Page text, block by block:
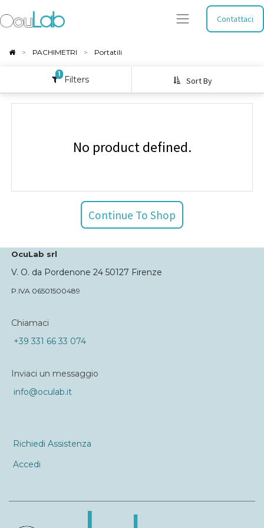
Contattaci
PACHIMETRI Portatili
1
Filters Sort By
No product defined.
Continue To Shop
OcuLab srl
V. O. da Pordenone 24 50127 Firenze
P.IVA 06501500489
Chiamaci
+39 331 66 33 074
Inviaci un messaggio
info@oculab.it
Richiedi Assistenza
Accedi